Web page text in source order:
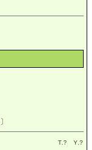
〕
T.? Y.?